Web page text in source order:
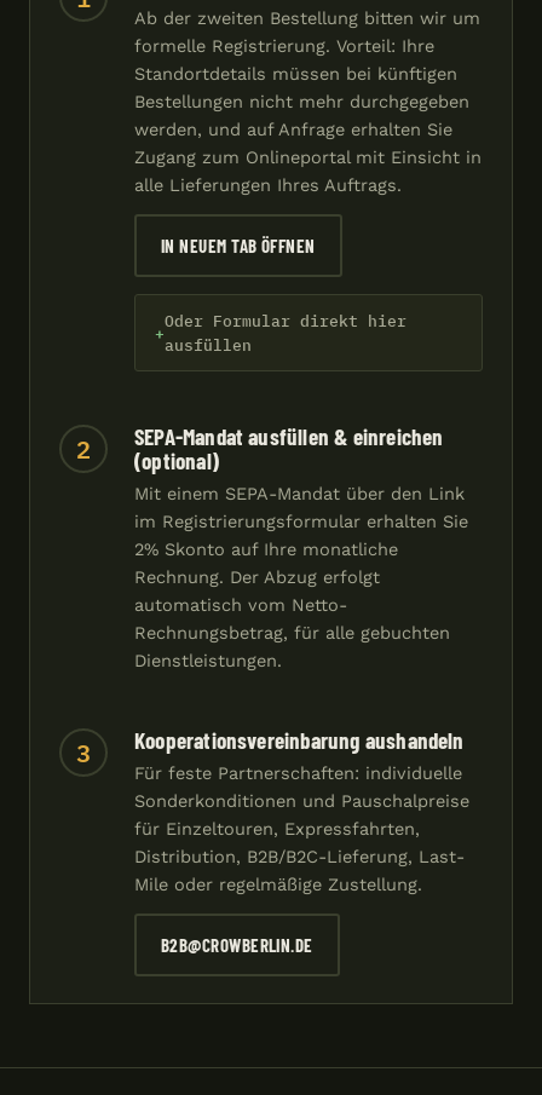
Ab der zweiten Bestellung bitten wir um
formelle Registrierung. Vorteil: Ihre
Standortdetails müssen bei künftigen
Bestellungen nicht mehr durchgegeben
werden, und auf Anfrage erhalten Sie
Zugang zum Onlineportal mit Einsicht in
alle Lieferungen Ihres Auftrags.
IN NEUEM TAB ÖFFNEN
Oder Formular direkt hier
ausfüllen
2
SEPA-Mandat ausfüllen & einreichen
(optional)
Mit einem SEPA-Mandat über den Link
im Registrierungsformular erhalten Sie
2% Skonto auf Ihre monatliche
Rechnung. Der Abzug erfolgt
automatisch vom Netto-
Rechnungsbetrag, für alle gebuchten
Dienstleistungen.
3 Kooperationsvereinbarung aushandeln
Für feste Partnerschaften: individuelle
Sonderkonditionen und Pauschalpreise
für Einzeltouren, Expressfahrten,
Distribution, B2B/B2C-Lieferung, Last-
Mile oder regelmäßige Zustellung.
B2B@CROWBERLIN.DE